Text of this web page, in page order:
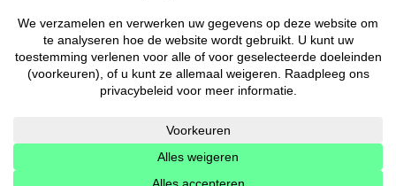
T. 09 233 34 20
Algemene voorwaarden